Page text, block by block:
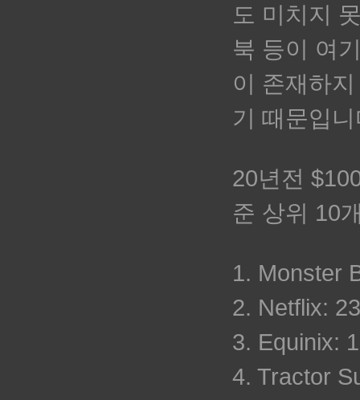
도 미치지
북 등이 여
이 존재하
기 때문입
20년전
준 상위 10
1. Monster
2. Netflix:
3. Equinix:
4. Tractor